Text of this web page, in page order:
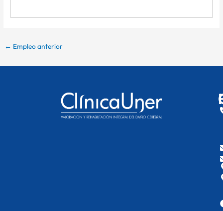
← Empleo anterior